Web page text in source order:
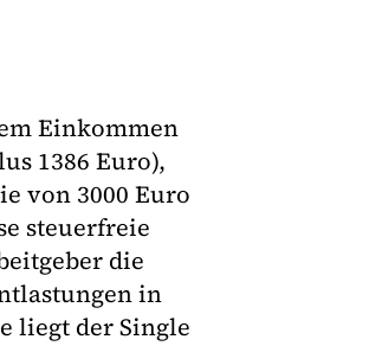
Einkommen
1386 Euro),
von 3000 Euro
steuerfreie
die
in
liegt der Single